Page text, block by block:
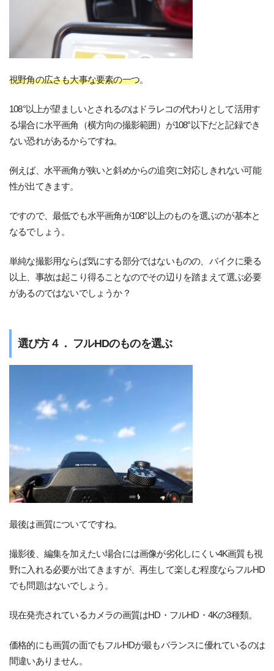
視野角の広さも大事な要素の一つ。
108°以上が望ましいとされるのはドラレコの代わりとして活用す
る場合に水平画角（横方向の撮影範囲）が108°以下だと記録でき
ない恐れがあるからですね。
例えば、水平画角が狭いと斜めからの追突に対応しきれない可能
性が出てきます。
ですので、最低でも水平画角が108°以上のものを選ぶのが基本と
なるでしょう。
単純な撮影用ならば気にする部分ではないものの、バイクに乗る
以上、事故は起こり得ることなのでその辺りを踏まえて選ぶ必要
があるのではないでしょうか？
選び方４． フルHDのものを選ぶ
最後は画質についてですね。
撮影後、編集を加えたい場合には画像が劣化しにくい4K画質も視
野に入れる必要が出てきますが、再生して楽しむ程度ならフルHD
でも問題はないでしょう。
現在発売されているカメラの画質はHD・フルHD・4Kの3種類。
価格的にも画質の面でもフルHDが最もバランスに優れているのは
間違いありません。